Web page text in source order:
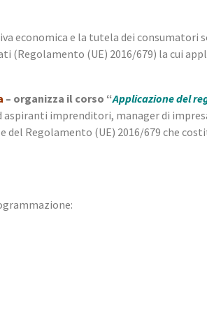
economica e la tutela dei
(UE) 2016/679) la cui
– organizza il corso “Applicazione del
imprenditori, manager di
Regolamento (UE) 2016/679 che